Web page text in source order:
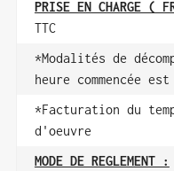
PRISE EN CHARGE (
TTC
*Modalités de
heure commencée
*Facturation du
d'oeuvre
MODE DE REGLEMENT :